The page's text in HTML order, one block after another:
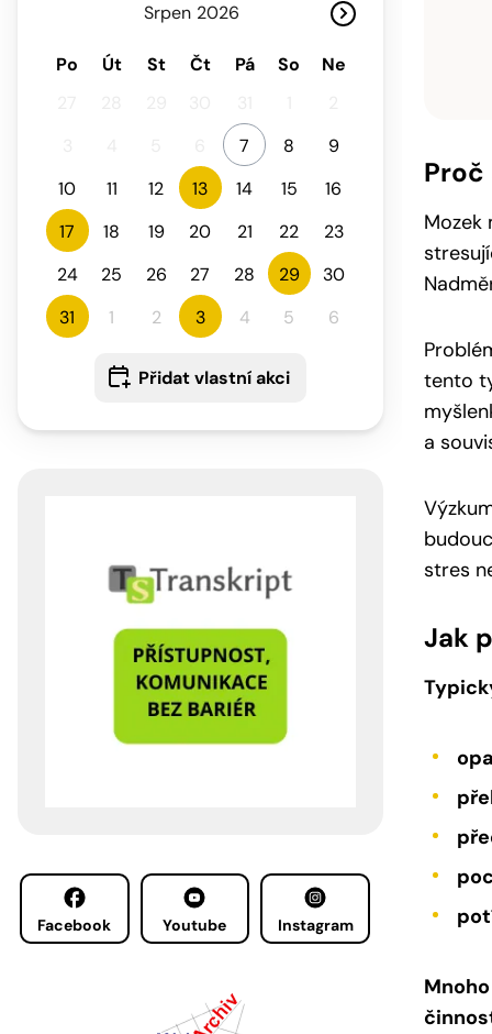
Srpen
Po Út St Čt Pá So
Ne
7 8
9
10
11 12 13 14 15
16
17
18 19 20 21 22
23
24
25 26 27 28 29
30
31
1 2 3 4 5 6
Přidat vlastní akci
Facebook Youtube Instagram
Proč
Mozek
tento
a
stres
Jak